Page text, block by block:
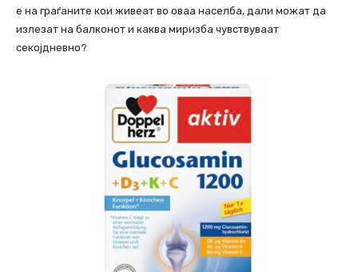
е на граѓаните кои живеат во оваа населба, дали можат да
излезат на балконот и каква миризба чувствуваат
секојдневно?